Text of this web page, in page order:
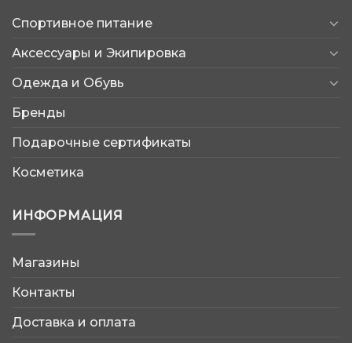
Спортивное питание
Аксессуары и Экипировка
Одежда и Обувь
Бренды
Подарочные сертификаты
Косметика
ИНФОРМАЦИЯ
Магазины
Контакты
Доставка и оплата